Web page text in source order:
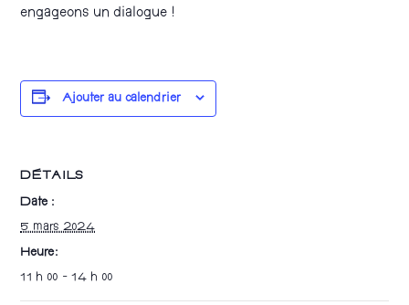
engageons un dialogue !
Ajouter au calendrier
DÉTAILS
Date :
5 mars 2024
Heure :
11 h 00 - 14 h 00